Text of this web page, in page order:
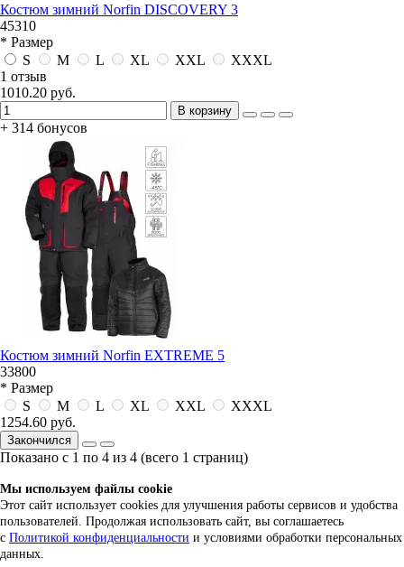
Костюм зимний Norfin DISCOVERY 3
45310
* Размер
S
M L XL XXL
XXXL
1 отзыв
1010.20 руб.
В корзину
+ 314 бонусов
Костюм зимний Norfin EXTREME 5
33800
* Размер
S
M L XL XXL
XXXL
1254.60 руб.
Закончился
Показано с 1 по 4 из 4 (всего 1 страниц)
Мы используем файлы cookie
Этот сайт использует cookies для улучшения работы сервисов и удобства
пользователей. Продолжая использовать сайт, вы соглашаетесь
с Политикой конфиденциальности и условиями обработки персональных
данных.